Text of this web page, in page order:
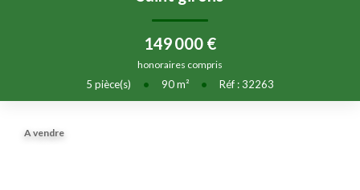
DÉPOSEZ VOTRE RECHERCHE
NOUS REJOINDRE
149 000 €
honoraires compris
5 pièce(s) • 90m² • Réf : 32263
A vendre